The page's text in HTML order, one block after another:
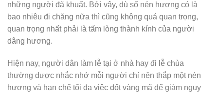
những người đã khuất. Bởi vậy, dù số nén hương có là
bao nhiêu đi chăng nữa thì cũng không quá quan trọng,
quan trọng nhất phải là tấm lòng thành kính của người
dâng hương.
Hiện nay, người dân làm lễ tại ở nhà hay đi lễ chùa
thường được nhắc nhở mỗi người chỉ nên thắp một nén
hương và hạn chế tối đa việc đốt vàng mã để giảm nguy